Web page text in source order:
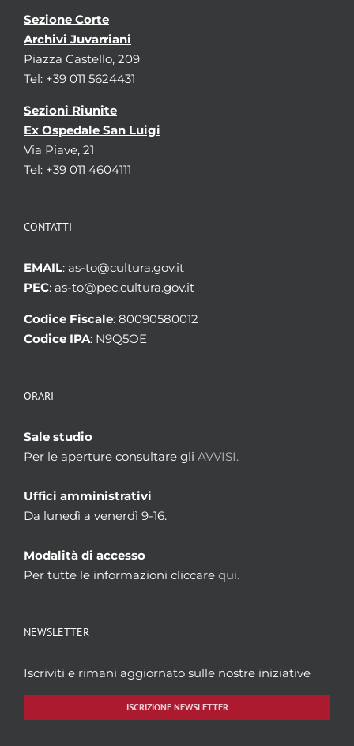
Sezione Corte
Archivi Juvarriani
Piazza Castello, 209
Tel: +39 011 5624431
Sezioni Riunite
Ex Ospedale San Luigi
Via Piave, 21
Tel: +39 011 4604111
CONTATTI
EMAIL: as-to@cultura.gov.it
PEC: as-to@pec.cultura.gov.it
Codice Fiscale: 80090580012
Codice IPA: N9Q5OE
ORARI
Sale studio
Per le aperture consultare gli AVVISI.
Uffici amministrativi
Da lunedì a venerdì 9-16.
Modalità di accesso
Per tutte le informazioni cliccare qui.
NEWSLETTER
Iscriviti e rimani aggiornato sulle nostre iniziative
ISCRIZIONE NEWSLETTER